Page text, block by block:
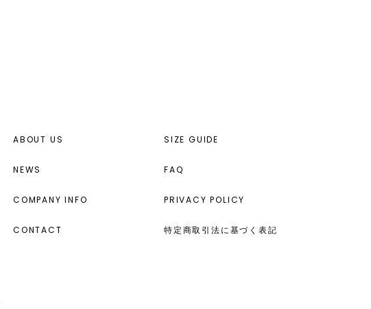
ABOUT US
NEWS
COMPANY INFO
CONTACT
SIZE GUIDE
FAQ
PRIVACY POLICY
特定商取引法に基づく表記